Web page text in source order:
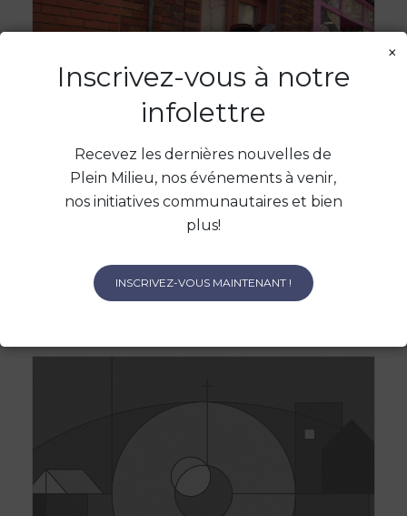
TRAVAILLEUR.SE DE RUE GÉNÉRALISTE
×
Inscrivez-vous à notre
infolettre
Recevez les dernières nouvelles de
Plein Milieu, nos événements à venir,
nos initiatives communautaires et bien
plus!
INSCRIVEZ-VOUS MAINTENANT !